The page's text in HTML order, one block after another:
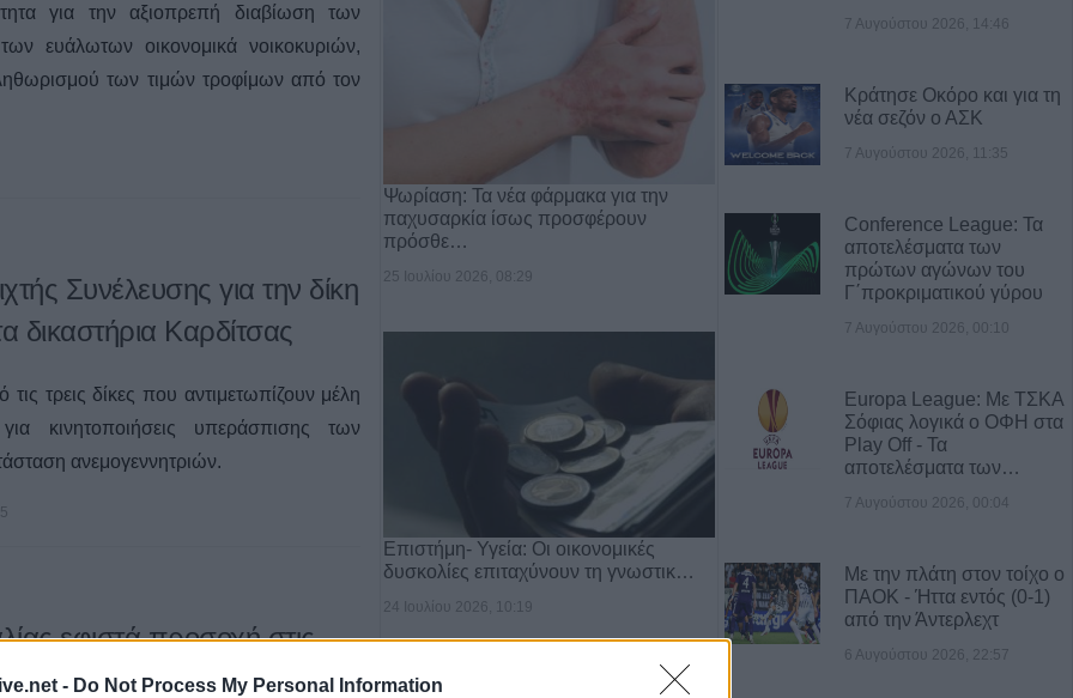
- Do Not Process My Personal Information
για την αξιοπρεπή διαβίωση των
ευάλωτων οικονομικά νοικοκυριών,
των τιμών τροφίμων από τον
Συνέλευσης για την δίκη
δικαστήρια Καρδίτσας
τρεις δίκες που αντιμετωπίζουν μέλη
κινητοποιήσεις υπεράσπισης των
ανεμογεννητριών.
εφιστά προσοχή στις
επιτήδειους που
Ψωρίαση: Τα νέα φάρμακα για την
παχυσαρκία ίσως προσφέρουν
πρόσθε…
25 Ιουλίου 2026, 08:29
Επιστήμη- Υγεία: Οι οικονομικές
δυσκολίες επιταχύνουν τη γνωστικ…
24 Ιουλίου 2026, 10:19
7 Αυγούστου 2026, 14:46
Κράτησε Οκόρο και για τη
νέα σεζόν ο ΑΣΚ
7 Αυγούστου 2026, 11:35
Conference League: Τα
αποτελέσματα των
πρώτων αγώνων του
Γ΄προκριματικού γύρου
7 Αυγούστου 2026, 00:10
Europa League: Με ΤΣΚΑ
Σόφιας λογικά ο ΟΦΗ στα
Play Off - Τα
αποτελέσματα των…
7 Αυγούστου 2026, 00:04
Με την πλάτη στον τοίχο ο
ΠΑΟΚ - Ήττα εντός (0-1)
από την Άντερλεχτ
6 Αυγούστου 2026, 22:57